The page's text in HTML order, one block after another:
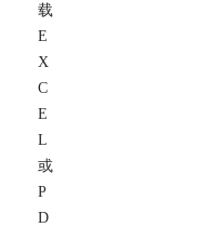
载
E
X
C
E
L
或
P
D